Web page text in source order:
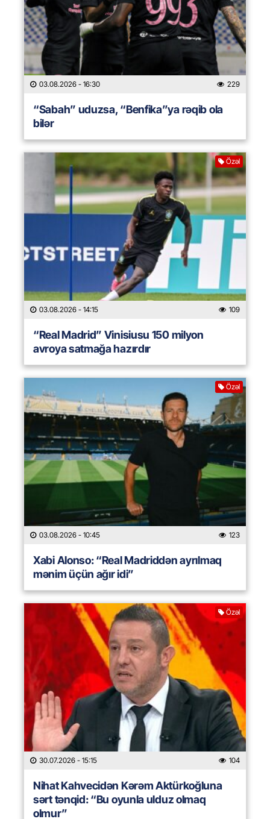
03.08.2026 - 16:30 229
“Sabah” uduzsa, “Benfika”ya rəqib ola
bilər
Özəl
03.08.2026 - 14:15 109
“Real Madrid” Vinisiusu 150 milyon
avroya satmağa hazırdır
Özəl
03.08.2026 - 10:45 123
Xabi Alonso: “Real Madriddən ayrılmaq
mənim üçün ağır idi”
Özəl
30.07.2026 - 15:15 104
Nihat Kahvecidən Kərəm Aktürkoğluna
sərt tənqid: “Bu oyunla ulduz olmaq
olmur”